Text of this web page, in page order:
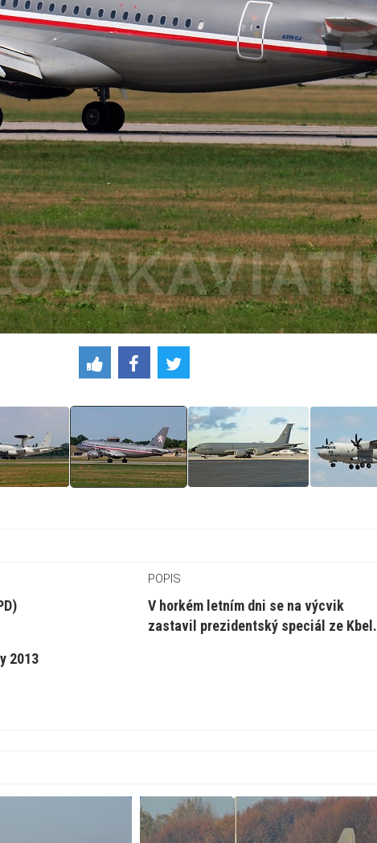
2013
POPIS
V horkém letním dni se na výcvik
zastavil prezidentský speciál ze Kbel.